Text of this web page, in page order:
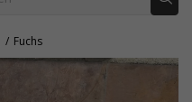
Fuchs